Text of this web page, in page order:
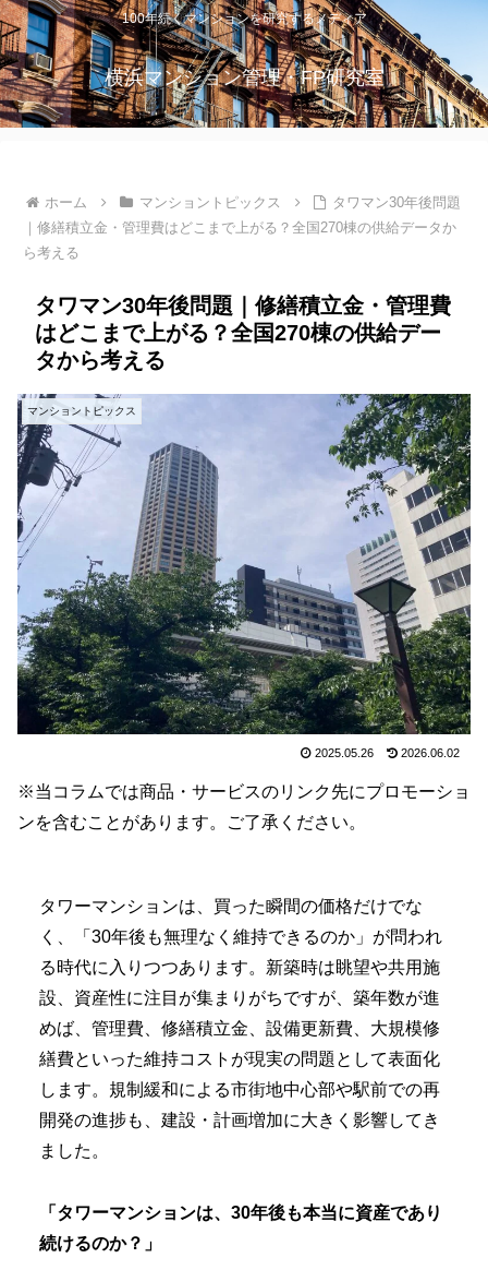
100年続くマンションを研究するメディア
横浜マンション管理・FP研究室
ホーム マンショントピックス
タワマン30年後問題
｜修繕積立金・管理費はどこまで上がる？全国270棟の供給データか
ら考える
タワマン30年後問題｜修繕積立金・管理費
はどこまで上がる？全国270棟の供給デー
タから考える
マンショントピックス
2025.05.26 2026.06.02
※当コラムでは商品・サービスのリンク先にプロモーショ
ンを含むことがあります。ご了承ください。
タワーマンションは、買った瞬間の価格だけでな
く、「30年後も無理なく維持できるのか」が問われ
る時代に入りつつあります。新築時は眺望や共用施
設、資産性に注目が集まりがちですが、築年数が進
めば、管理費、修繕積立金、設備更新費、大規模修
繕費といった維持コストが現実の問題として表面化
します。規制緩和による市街地中心部や駅前での再
開発の進捗も、建設・計画増加に大きく影響してき
ました。
「タワーマンションは、30年後も本当に資産であり
続けるのか？」